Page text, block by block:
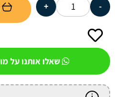
שאלו אותנו על